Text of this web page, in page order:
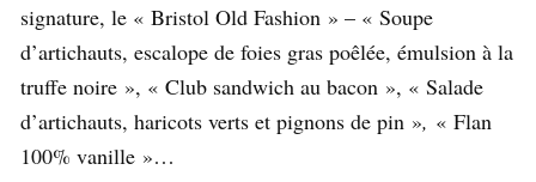
signature, le « Bristol Old Fashion » – « Soupe
d’artichauts, escalope de foies gras poêlée, émulsion à la
truffe noire », « Club sandwich au bacon », « Salade
d’artichauts, haricots verts et pignons de pin », « Flan
100% vanille »…